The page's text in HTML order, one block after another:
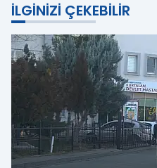
İLGINIZI ÇEKEBILIR